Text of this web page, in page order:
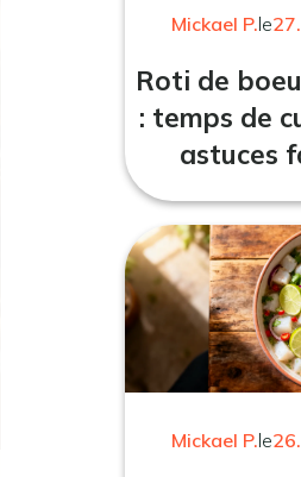
Mickael P.le
Roti de
: temps de
astuces
Mickael P.le